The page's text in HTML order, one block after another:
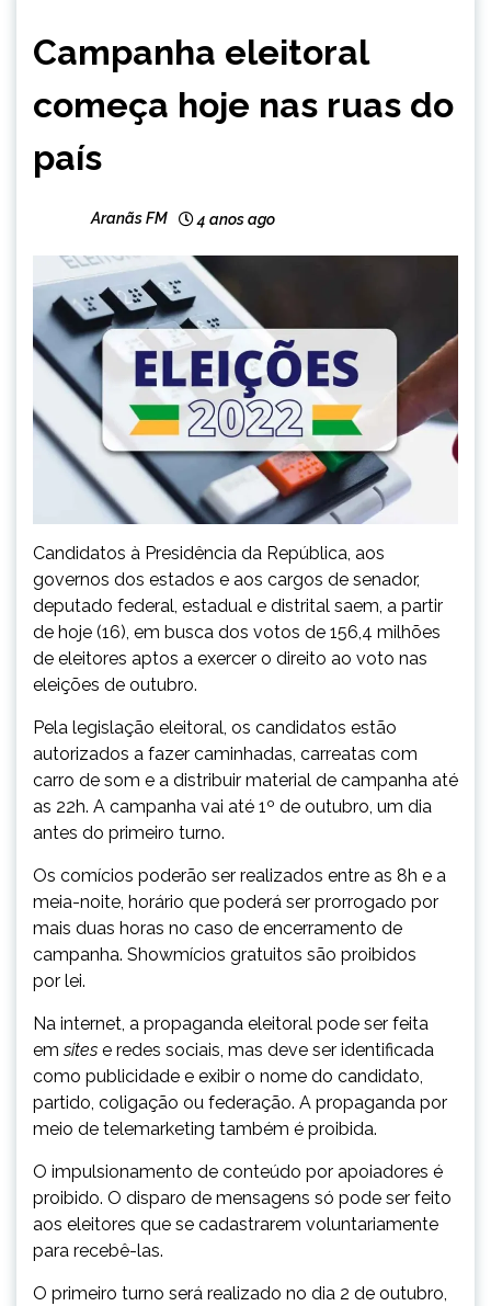
Campanha eleitoral
começa hoje nas ruas do
país
Aranãs FM 4 anos ago
Candidatos à Presidência da República, aos
governos dos estados e aos cargos de senador,
deputado federal, estadual e distrital saem, a partir
de hoje (16), em busca dos votos de 156,4 milhões
de eleitores aptos a exercer o direito ao voto nas
eleições de outubro.
Pela legislação eleitoral, os candidatos estão
autorizados a fazer caminhadas, carreatas com
carro de som e a distribuir material de campanha até
as 22h. A campanha vai até 1º de outubro, um dia
antes do primeiro turno.
Os comícios poderão ser realizados entre as 8h e a
meia-noite, horário que poderá ser prorrogado por
mais duas horas no caso de encerramento de
campanha. Showmícios gratuitos são proibidos
por lei.
Na internet, a propaganda eleitoral pode ser feita
em sites e redes sociais, mas deve ser identificada
como publicidade e exibir o nome do candidato,
partido, coligação ou federação. A propaganda por
meio de telemarketing também é proibida.
O impulsionamento de conteúdo por apoiadores é
proibido. O disparo de mensagens só pode ser feito
aos eleitores que se cadastrarem voluntariamente
para recebê-las.
O primeiro turno será realizado no dia 2 de outubro,